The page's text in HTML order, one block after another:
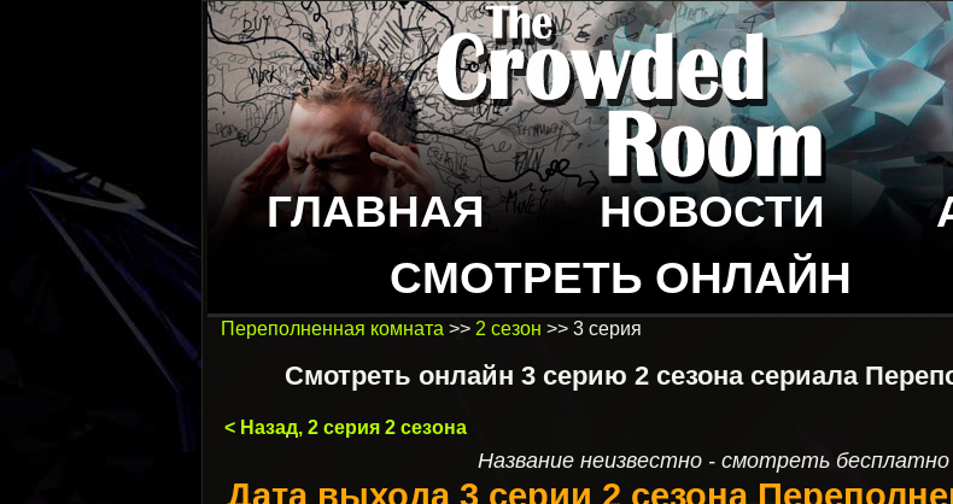
ГЛАВНАЯ НОВОСТИ
СМОТРЕТЬ ОНЛАЙН
Переполненная комната >> 2 сезон >> 3 серия
Смотреть онлайн 3 серию 2 сезона сериала
< Назад, 2 серия 2 сезона
Название неизвестно - смотреть бесплатно
Дата выхода 3 серии 2 сезона